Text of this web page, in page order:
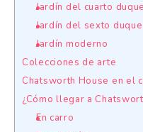
Jardín del cuarto duque
Jardín del sexto duque
Jardín moderno
Colecciones de arte
Chatsworth House en el
¿Cómo llegar a
En carro